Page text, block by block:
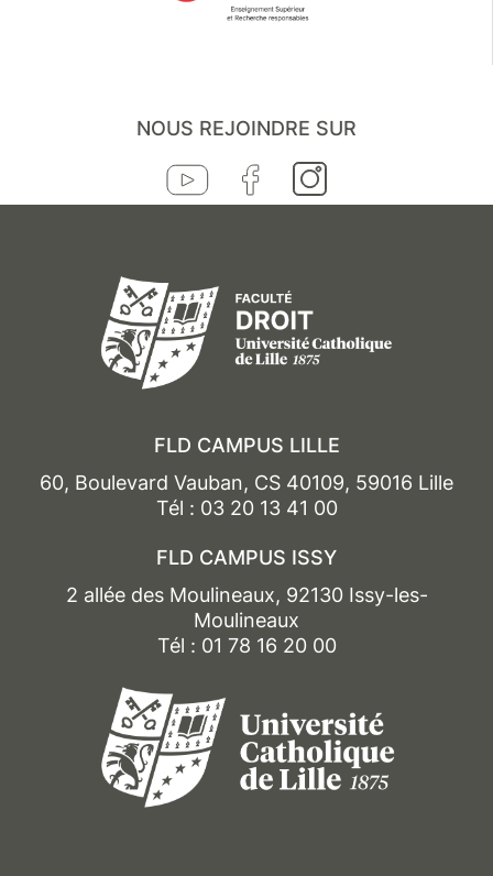
NOUS REJOINDRE SUR
FLD CAMPUS LILLE
60, Boulevard Vauban, CS 40109, 59016 Lille
Tél : 03 20 13 41 00
FLD CAMPUS ISSY
2 allée des Moulineaux, 92130 Issy-les-
Moulineaux
Tél : 01 78 16 20 00